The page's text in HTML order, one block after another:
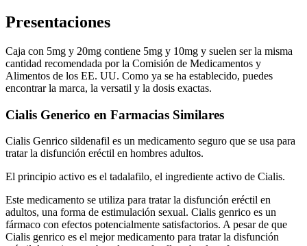
Presentaciones
Caja con 5mg y 20mg contiene 5mg y 10mg y suelen ser la misma
cantidad recomendada por la Comisión de Medicamentos y
Alimentos de los EE. UU. Como ya se ha establecido, puedes
encontrar la marca, la versatil y la dosis exactas.
Cialis Generico en Farmacias Similares
Cialis Genrico sildenafil es un medicamento seguro que se usa para
tratar la disfunción eréctil en hombres adultos.
El principio activo es el tadalafilo, el ingrediente activo de Cialis.
Este medicamento se utiliza para tratar la disfunción eréctil en
adultos, una forma de estimulación sexual. Cialis genrico es un
fármaco con efectos potencialmente satisfactorios. A pesar de que
Cialis genrico es el mejor medicamento para tratar la disfunción